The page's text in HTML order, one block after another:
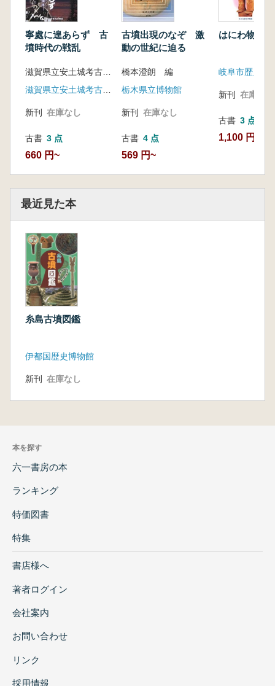
寧處に遑あらず 古
墳時代の戦乱
新刊 在庫なし
古書 3 点
660 円~
古墳出現のなぞ 激
動の世紀に迫る
橋本澄朗 編
栃木県立博物館
新刊 在庫なし
古書 4 点
569 円~
はにわ物語
岐阜市歴史博
新刊 在庫なし
古書 3 点
1,100 円~
最近見た本
糸島古墳図鑑
伊都国歴史博物館
新刊 在庫なし
本を探す
六一書房の本
ランキング
特価図書
特集
書店様へ
著者ログイン
会社案内
お問い合わせ
リンク
採用情報